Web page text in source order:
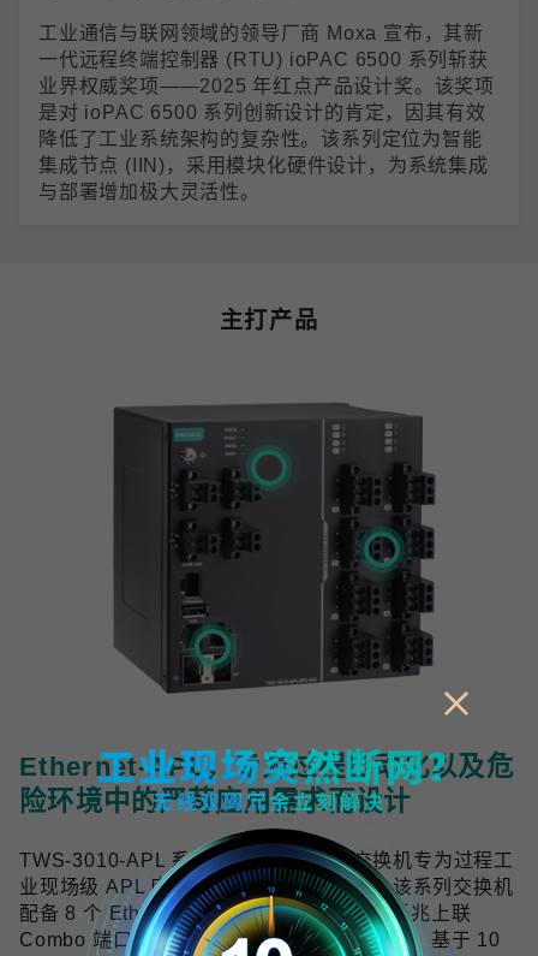
工业通信与联网领域的领导厂商 Moxa 宣布，其新
一代远程终端控制器 (RTU) ioPAC 6500 系列斩获
业界权威奖项——2025 年红点产品设计奖。该奖项
是对 ioPAC 6500 系列创新设计的肯定，因其有效
降低了工业系统架构的复杂性。该系列定位为智能
集成节点 (IIN)，采用模块化硬件设计，为系统集成
与部署增加极大灵活性。
主打产品
Ethernet-APL，专为过程自动化以及危
险环境中的严苛应用需求而设计
TWS-3010-APL 系列工业双线以太网交换机专为过程工
业现场级 APL 应用提供可靠的网络连接，该系列交换机
配备 8 个 Ethernet-APL spur 端口与 2 个千兆上联
Combo 端口，符合 Ethernet-APL 技术规范，基于 10